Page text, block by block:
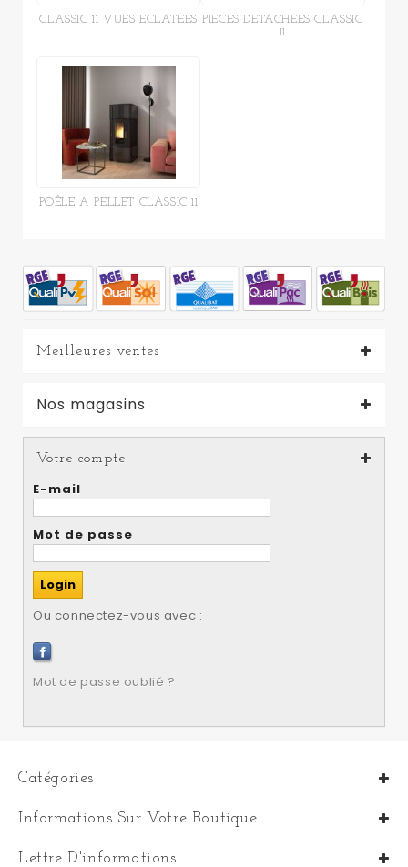
CLASSIC 11 VUES ECLATEES PIECES DETACHEES CLASSIC
11
POÊLE A PELLET CLASSIC 11
Meilleures ventes
Nos magasins
Votre compte
E-mail
Mot de passe
Ou connectez-vous avec :
Mot de passe oublié ?
Catégories
Informations Sur Votre Boutique
Lettre D'informations